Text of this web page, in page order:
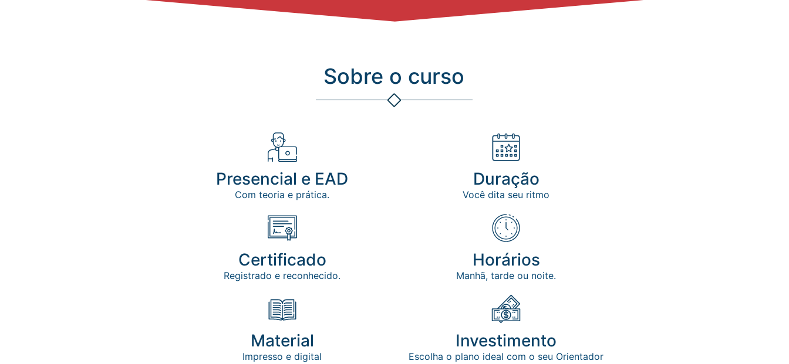
Sobre o curso
Presencial e EAD
Com teoria e prática.
Certificado
Registrado e reconhecido.
Material
Impresso e digital
Duração
Você dita seu ritmo
Horários
Manhã, tarde ou noite.
Investimento
Escolha o plano ideal com o seu Orientador